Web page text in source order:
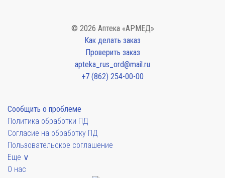
© 2026 Аптека «АРМЕД»
Как делать заказ
Проверить заказ
apteka_rus_ord@mail.ru
+7 (862) 254-00-00
Сообщить о проблеме
Политика обработки ПД
Согласие на обработку ПД
Пользовательское соглашение
Еще ∨
О нас